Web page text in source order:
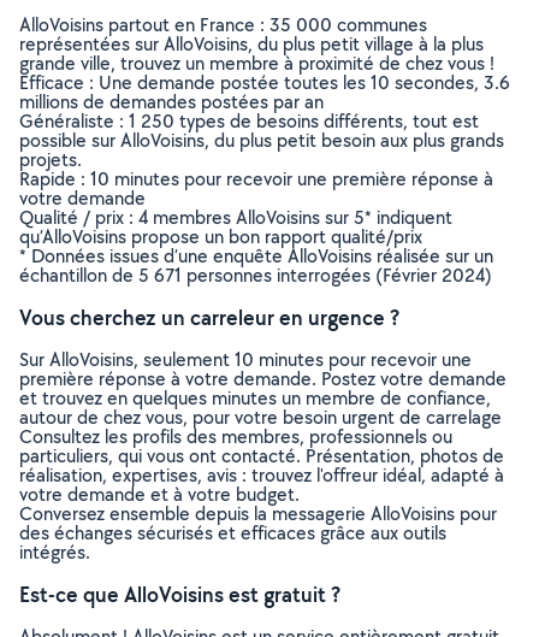
AlloVoisins partout en France : 35 000 communes
représentées sur AlloVoisins, du plus petit village à la plus
grande ville, trouvez un membre à proximité de chez vous !
Efficace : Une demande postée toutes les 10 secondes, 3.6
millions de demandes postées par an
Généraliste : 1 250 types de besoins différents, tout est
possible sur AlloVoisins, du plus petit besoin aux plus grands
projets.
Rapide : 10 minutes pour recevoir une première réponse à
votre demande
Qualité / prix : 4 membres AlloVoisins sur 5* indiquent
qu’AlloVoisins propose un bon rapport qualité/prix
* Données issues d’une enquête AlloVoisins réalisée sur un
échantillon de 5 671 personnes interrogées (Février 2024)
Vous cherchez un carreleur en urgence ?
Sur AlloVoisins, seulement 10 minutes pour recevoir une
première réponse à votre demande. Postez votre demande
et trouvez en quelques minutes un membre de confiance,
autour de chez vous, pour votre besoin urgent de carrelage
Consultez les profils des membres, professionnels ou
particuliers, qui vous ont contacté. Présentation, photos de
réalisation, expertises, avis : trouvez l'offreur idéal, adapté à
votre demande et à votre budget.
Conversez ensemble depuis la messagerie AlloVoisins pour
des échanges sécurisés et efficaces grâce aux outils
intégrés.
Est-ce que AlloVoisins est gratuit ?